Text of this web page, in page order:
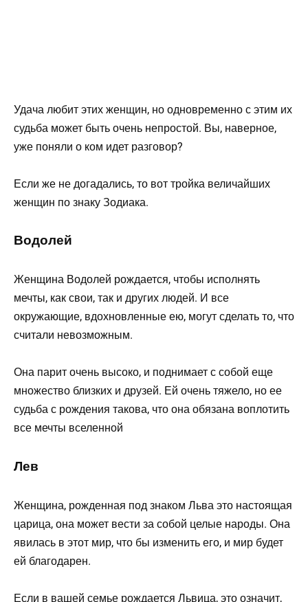
Удача любит этих женщин, но одновременно с этим их
судьба может быть очень непростой. Вы, наверное,
уже поняли о ком идет разговор?
Если же не догадались, то вот тройка величайших
женщин по знаку Зодиака.
Водолей
Женщина Водолей рождается, чтобы исполнять
мечты, как свои, так и других людей. И все
окружающие, вдохновленные ею, могут сделать то, что
считали невозможным.
Она парит очень высоко, и поднимает с собой еще
множество близких и друзей. Ей очень тяжело, но ее
судьба с рождения такова, что она обязана воплотить
все мечты вселенной
Лев
Женщина, рожденная под знаком Льва это настоящая
царица, она может вести за собой целые народы. Она
явилась в этот мир, что бы изменить его, и мир будет
ей благодарен.
Если в вашей семье рождается Львица, это означит,